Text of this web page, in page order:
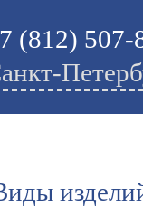
(812) 507-